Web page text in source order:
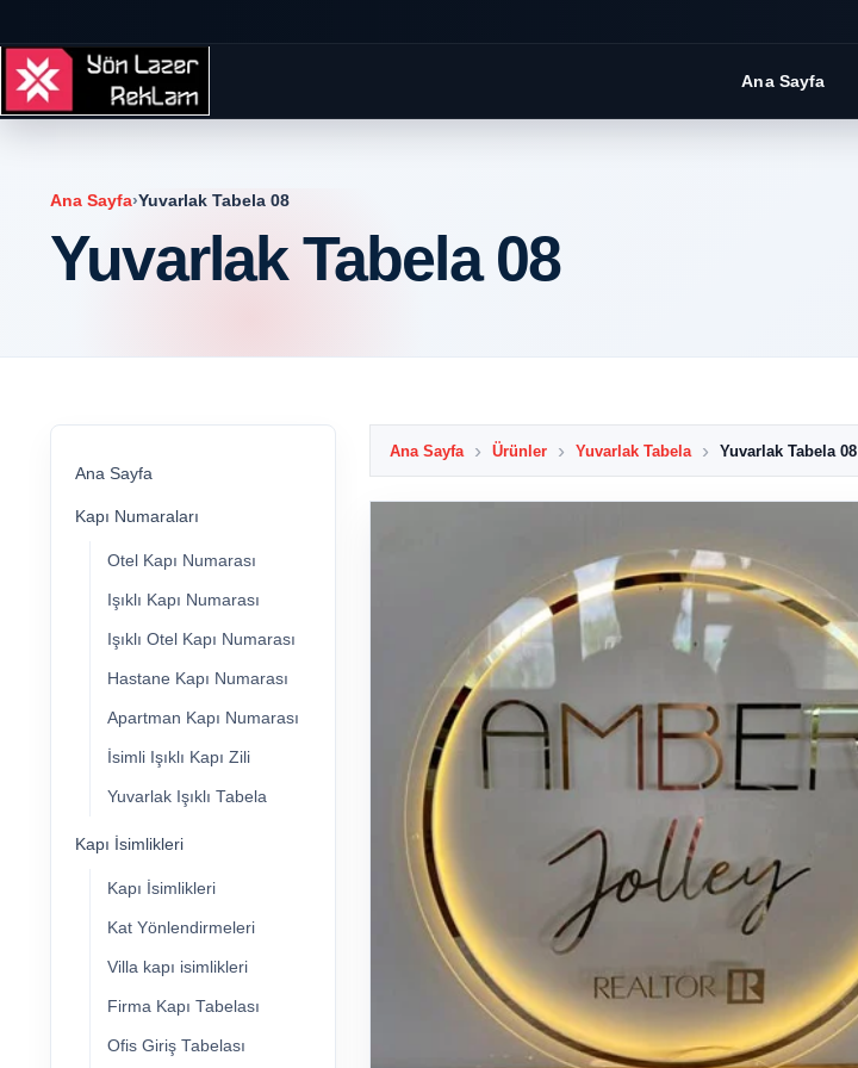
Ana Sayfa
Ana Sayfa›Yuvarlak Tabela 08
Yuvarlak Tabela 08
Ana Sayfa
Kapı Numaraları
Otel Kapı Numarası
Işıklı Kapı Numarası
Işıklı Otel Kapı Numarası
Hastane Kapı Numarası
Apartman Kapı Numarası
İsimli Işıklı Kapı Zili
Yuvarlak Işıklı Tabela
Kapı İsimlikleri
Kapı İsimlikleri
Kat Yönlendirmeleri
Villa kapı isimlikleri
Firma Kapı Tabelası
Ofis Giriş Tabelası
Ana Sayfa Ürünler Yuvarlak Tabela Yuvarlak Tabela 08